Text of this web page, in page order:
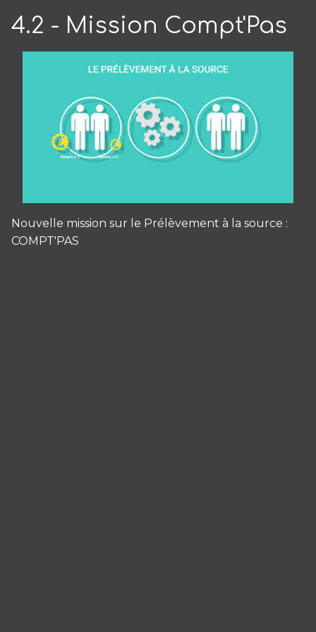
4.2 - Mission Compt'Pas
Nouvelle mission sur le Prélèvement à la source :
COMPT'PAS